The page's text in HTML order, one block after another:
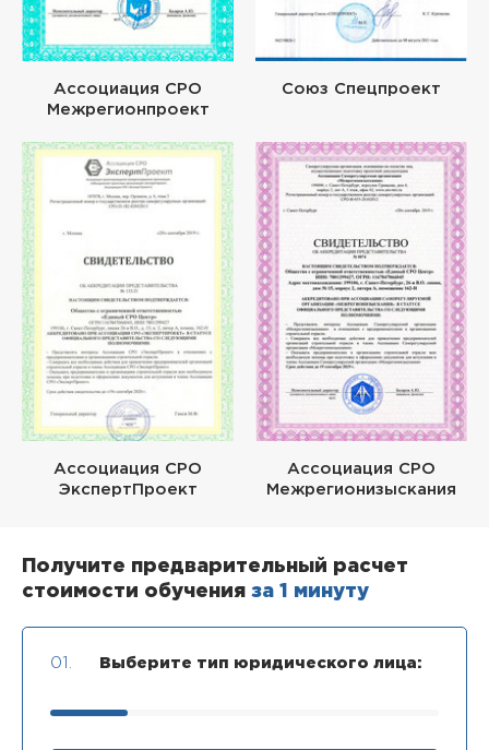
Ассоциация СРО
Межрегионпроект
Союз Спецпроект
Ассоциация СРО
ЭкспертПроект
Ассоциация СРО
Межрегионизыскания
Получите предварительный расчет
стоимости обучения за 1 минуту
01. Выберите тип юридического лица: